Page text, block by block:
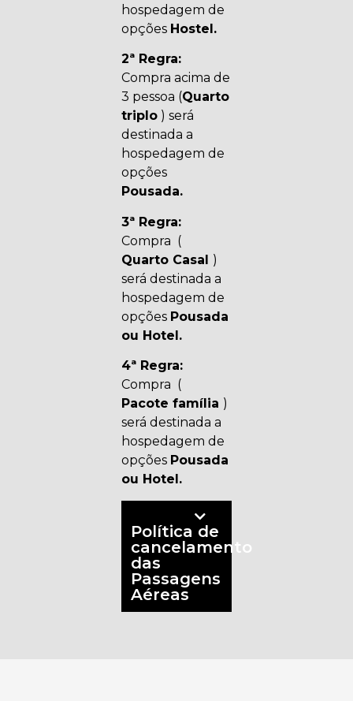
hospedagem de
opções Hostel.
2ª Regra:
Compra acima de
3 pessoa (Quarto
triplo ) será
destinada a
hospedagem de
opções
Pousada.
3ª Regra:
Compra (
Quarto Casal )
será destinada a
hospedagem de
opções Pousada
ou Hotel.
4ª Regra:
Compra (
Pacote família )
será destinada a
hospedagem de
opções Pousada
ou Hotel.
Política de
cancelamento
das
Passagens
Aéreas